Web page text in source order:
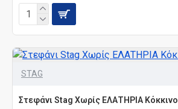
STAG
Στεφάνι Stag Χωρίς ΕΛΑΤΗΡΙΑ Κόκκινο